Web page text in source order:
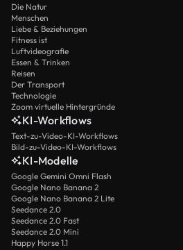
Die Natur
Menschen
Liebe & Beziehungen
Fitness ist
Luftvideografie
Essen & Trinken
Reisen
Der Transport
Technologie
Zoom virtuelle Hintergründe
KI-Workflows
Text-zu-Video-KI-Workflows
Bild-zu-Video-KI-Workflows
KI-Modelle
Google Gemini Omni Flash
Google Nano Banana 2
Google Nano Banana 2 Lite
Seedance 2.0
Seedance 2.0 Fast
Seedance 2.0 Mini
Happy Horse 1.1